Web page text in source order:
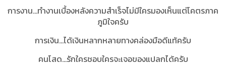
การงาน...ทำงานเบื้องหลังความสำเร็จไม่มีใครมองเห็นแต่โคตรภาค
ภูมิใจครับ
การเงิน...ได้เงินหลากหลายทางคล่องมือดีแท้ครับ
คนโสด...รักใครชอบใครจะเจอของแปลกได้ครับ